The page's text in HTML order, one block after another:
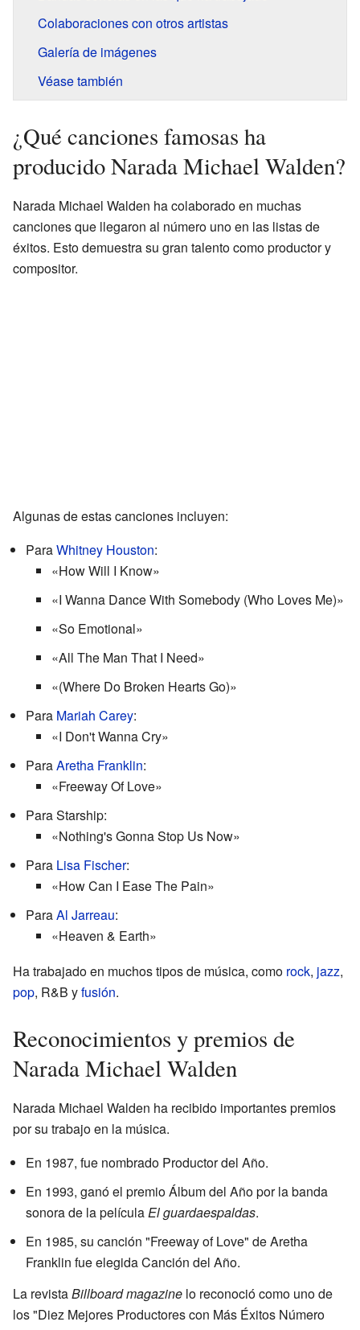
Colaboraciones con otros artistas
Galería de imágenes
Véase también
¿Qué canciones famosas ha
producido Narada Michael Walden?
Narada Michael Walden ha colaborado en muchas
canciones que llegaron al número uno en las listas de
éxitos. Esto demuestra su gran talento como productor y
compositor.
Algunas de estas canciones incluyen:
ParaWhitney Houston:
«How Will I Know»
«I Wanna Dance With Somebody (Who Loves Me)»
«So Emotional»
«All The Man That I Need»
«(Where Do Broken Hearts Go)»
Para Mariah Carey:
«I Don't Wanna Cry»
ParaAretha Franklin:
«Freeway Of Love»
Para Starship:
«Nothing's Gonna Stop Us Now»
Para Lisa Fischer:
«How Can I Ease The Pain»
ParaAl Jarreau:
«Heaven & Earth»
Ha trabajado en muchos tipos de música, como rock, jazz,
pop, R&B yfusión.
Reconocimientos y premios de
Narada Michael Walden
Narada Michael Walden ha recibido importantes premios
por su trabajo en la música.
En 1987, fue nombrado Productor del Año.
En 1993, ganó el premio Álbum del Año por la banda
sonora de la películaEl guardaespaldas.
En 1985, su canción "Freeway of Love" de Aretha
Franklin fue elegida Canción del Año.
La revistaBillboard magazine lo reconoció como uno de
los "Diez Mejores Productores con Más Éxitos Número